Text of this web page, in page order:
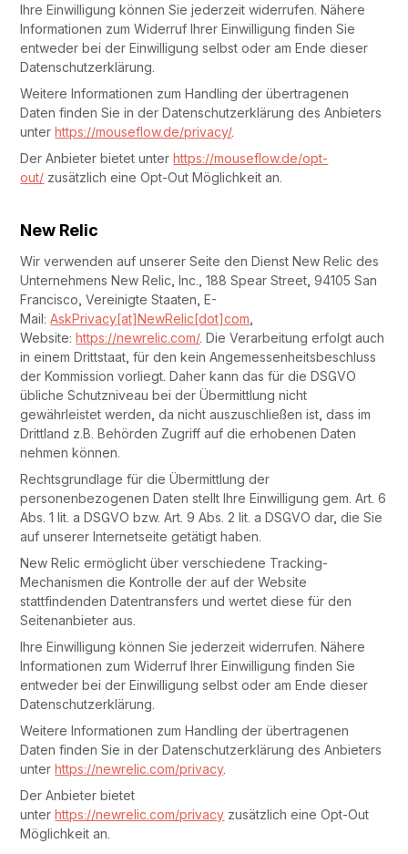
Ihre Einwilligung können Sie jederzeit widerrufen. Nähere
Informationen zum Widerruf Ihrer Einwilligung finden Sie
entweder bei der Einwilligung selbst oder am Ende dieser
Datenschutzerklärung.
Weitere Informationen zum Handling der übertragenen
Daten finden Sie in der Datenschutzerklärung des Anbieters
unterhttps://mouseflow.de/privacy/.
Der Anbieter bietet unterhttps://mouseflow.de/opt-
out/ zusätzlich eine Opt-Out Möglichkeit an.
New Relic
Wir verwenden auf unserer Seite den Dienst New Relic des
Unternehmens New Relic, Inc., 188 Spear Street, 94105 San
Francisco, Vereinigte Staaten, E-
Mail:AskPrivacy[at]NewRelic[dot]com
Website:https://newrelic.com/. Die Verarbeitung erfolgt auch
in einem Drittstaat, für den kein Angemessenheitsbeschluss
der Kommission vorliegt. Daher kann das für die DSGVO
übliche Schutzniveau bei der Übermittlung nicht
gewährleistet werden, da nicht auszuschließen ist, dass im
Drittland z.B. Behörden Zugriff auf die erhobenen Daten
nehmen können.
Rechtsgrundlage für die Übermittlung der
personenbezogenen Daten stellt Ihre Einwilligung gem. Art. 6
Abs. 1 lit. a DSGVO bzw. Art. 9 Abs. 2 lit. a DSGVO dar, die Sie
auf unserer Internetseite getätigt haben.
New Relic ermöglicht über verschiedene Tracking-
Mechanismen die Kontrolle der auf der Website
stattfindenden Datentransfers und wertet diese für den
Seitenanbieter aus.
Ihre Einwilligung können Sie jederzeit widerrufen. Nähere
Informationen zum Widerruf Ihrer Einwilligung finden Sie
entweder bei der Einwilligung selbst oder am Ende dieser
Datenschutzerklärung.
Weitere Informationen zum Handling der übertragenen
Daten finden Sie in der Datenschutzerklärung des Anbieters
unterhttps://newrelic.com/privacy.
Der Anbieter bietet
unterhttps://newrelic.com/privacy zusätzlich eine Opt-Out
Möglichkeit an.